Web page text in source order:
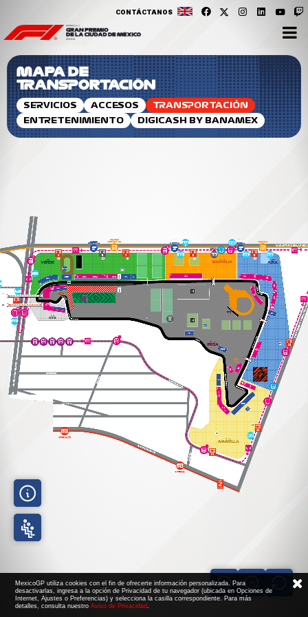
CONTÁCTANOS
MAPA DE
TRANSPORTACIÓN
SERVICIOS ACCESOS
TRANSPORTACIÓN
ENTRETENIMIENTO
DIGICASH BY BANAMEX
MexicoGP utiliza cookies con el fin de ofrecerte información personalizada. Para
desactivarlas, ingresa a la opción de Privacidad de tu navegador (ubicada en Opciones de
Internet, Ajustes o Preferencias) y selecciona la casilla correspondiente. Para más
detalles, consulta nuestroAviso de Privacidad.